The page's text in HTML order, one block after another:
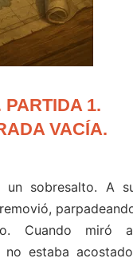
PARTIDA 1.
VACÍA.
un sobresalto. A
Cuando miró
estaba